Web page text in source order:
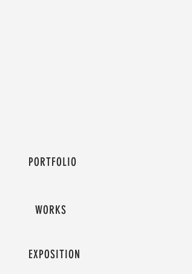
PORTFOLIO
WORKS
EXPOSITION